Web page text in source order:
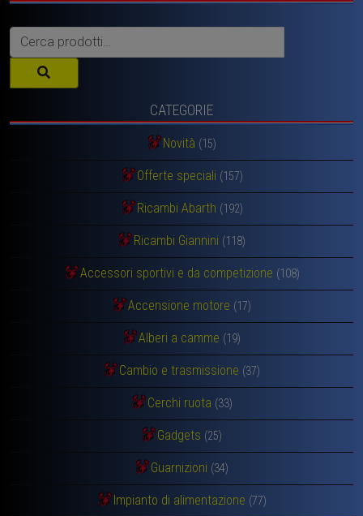
Cerca:
CATEGORIE
Novità (15)
Offerte speciali (157)
Ricambi Abarth (192)
Ricambi Giannini (118)
Accessori sportivi e da competizione (108)
Accensione motore (17)
Alberi a camme (19)
Cambio e trasmissione (37)
Cerchi ruota (33)
Gadgets (25)
Guarnizioni (34)
Impianto di alimentazione (77)